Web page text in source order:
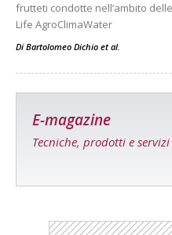
frutteti condotte nell’ambito
Life AgroClimaWater
Di Bartolomeo Dichio et al.
E-magazine
Tecniche, prodotti e